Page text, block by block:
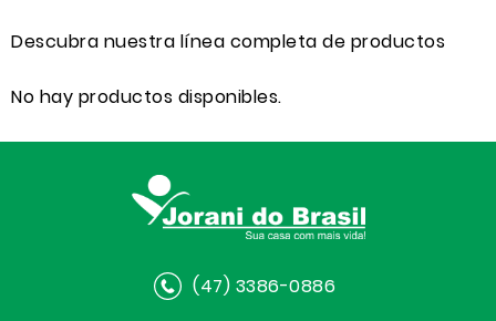
Descubra nuestra línea completa de productos
No hay productos disponibles.
(47) 3386-0886